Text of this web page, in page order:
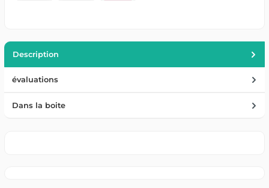
Description
évaluations
Dans la boite